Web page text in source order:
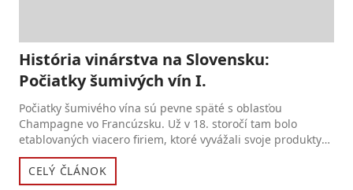
História vinárstva na Slovensku:
Počiatky šumivých vín I.
Počiatky šumivého vína sú pevne späté s oblasťou
Champagne vo Francúzsku. Už v 18. storočí tam bolo
etablovaných viacero firiem, ktoré vyvážali svoje produkty
nielen do p...
CELÝ ČLÁNOK